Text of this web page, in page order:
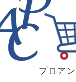
プロア